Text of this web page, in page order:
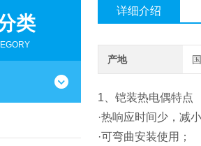
类
详细介绍
产地
1 、铠装热电偶特点
·热响应时间少，减
·可弯曲安装使用；